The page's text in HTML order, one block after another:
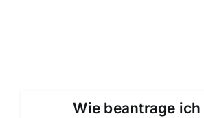
Wie beantrage ich